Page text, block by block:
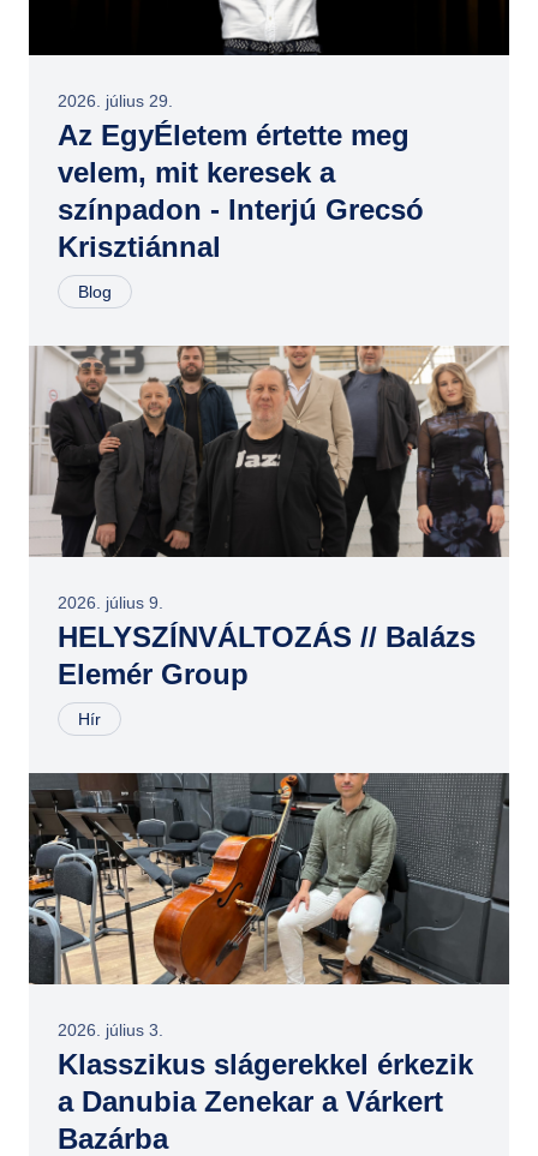
2026. július 29.
Az EgyÉletem értette meg
velem, mit keresek a
színpadon - Interjú Grecsó
Krisztiánnal
Blog
2026. július 9.
HELYSZÍNVÁLTOZÁS // Balázs
Elemér Group
Hír
2026. július 3.
Klasszikus slágerekkel érkezik
a Danubia Zenekar a Várkert
Bazárba